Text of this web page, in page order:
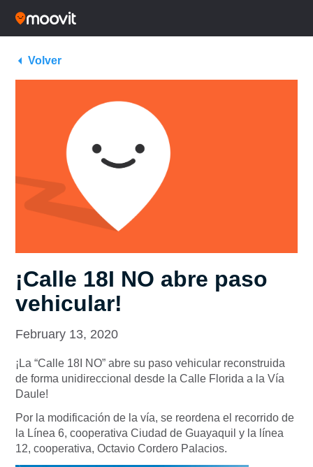
Volver
¡Calle 18I NO abre paso
vehicular!
February 13, 2020
¡La “Calle 18I NO” abre su paso vehicular reconstruida
de forma unidireccional desde la Calle Florida a la Vía
Daule!
Por la modificación de la vía, se reordena el recorrido de
la Línea 6, cooperativa Ciudad de Guayaquil y la línea
12, cooperativa, Octavio Cordero Palacios.